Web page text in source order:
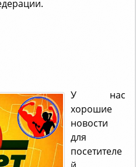
У нас
хорошие
новости
для
посетителе